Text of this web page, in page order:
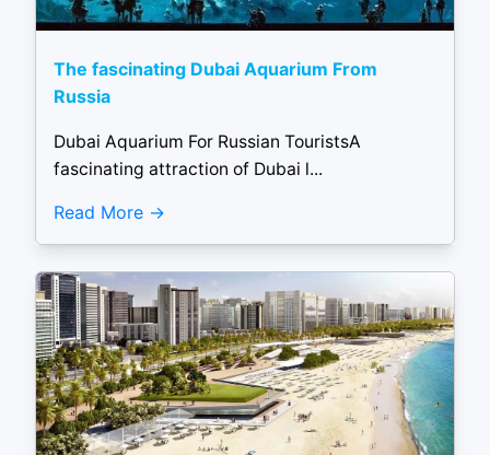
The fascinating Dubai Aquarium From
Russia
Dubai Aquarium For Russian TouristsA
fascinating attraction of Dubai l...
Read More